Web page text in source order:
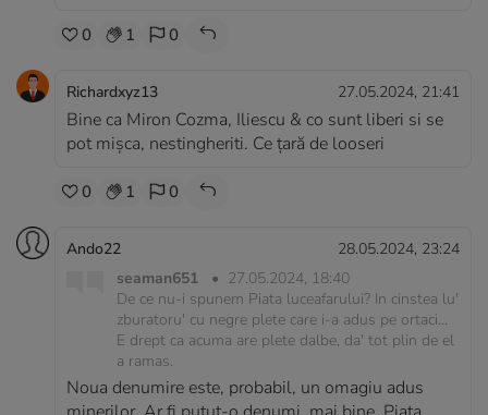
0 1 0
Richardxyz13 27.05.2024, 21:41
Bine ca Miron Cozma, Iliescu & co sunt liberi si se
pot mișca, nestingheriti. Ce țară de looseri
0 1 0
Ando22
28.05.2024, 23:24
seaman651
• 27.05.2024, 18:40
De ce nu-i spunem Piata luceafarului? In cinstea lu'
zburatoru' cu negre plete care i-a adus pe ortaci...
E drept ca acuma are plete dalbe, da' tot plin de el
a ramas.
Noua denumire este, probabil, un omagiu adus